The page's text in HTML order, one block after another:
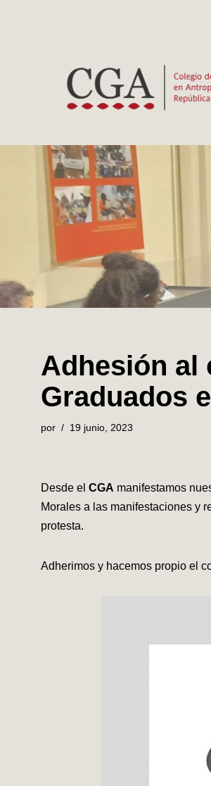
Adhesión al
Graduados
por 19 junio, 2023
Desde el CGA manifestamos
Morales a las manifestaciones y
protesta.
Adherimos y hacemos propio el